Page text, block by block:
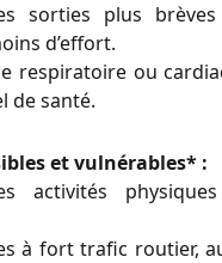
sorties plus
d’effort.
respiratoire ou
de santé.
et vulnérables* :
activités
à fort trafic routier,